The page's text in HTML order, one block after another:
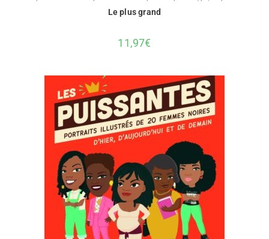
Le plus grand
11,97€